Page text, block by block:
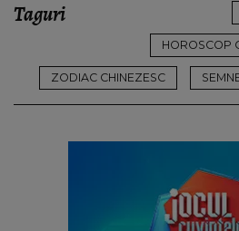
Taguri
HOROSCOP
ZODIAC CHINEZESC